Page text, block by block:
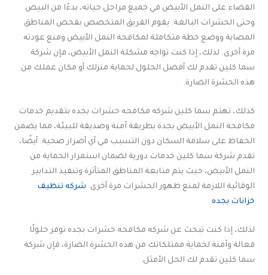
القضاء على النمل الأبيض في جميع مراحل حياته، بدءًا من البيض
وحتى الحشرات البالغة. يقوم الفريق المتخصص بفحص المناطق
المصابة ووضع خطة متكاملة لمكافحة النمل الأبيض ومنع عودته
مرة أخرى. لذلك، إذا كنت تواجه مشكلة النمل الأبيض، فإن شركة
سما كلين تقدم لك أفضل الحلول لحماية منزلك أو مكان عملك من
هذه الحشرة الضارة.
كذلك، تهتم سما كلين شركه مكافحه حشرات بجده بتقديم خدمات
مكافحة النمل الأبيض بجدة بطريقة آمنة وصديقة للبيئة، مما يضمن
الحفاظ على سلامة السكان دون التسبب في أي أضرار صحية. أيضًا،
تقدم شركة سما كلين خدمات دورية لضمان استمرار الحماية من
النمل الأبيض، حيث يتم متابعة المناطق المتأثرة وتنفيذ التدابير
الوقائية اللازمة لمنع ظهور الحشرات مرة أخرى. شركه تنظيف
خزانات بجده
لذلك، إذا كنت تبحث عن شركه مكافحه حشرات بجده توفر حلولًا
فعالة وآمنة لحماية ممتلكاتك من هذه الحشرة الضارة، فإن شركة
سما كلين تقدم لك الحل الأمثل.